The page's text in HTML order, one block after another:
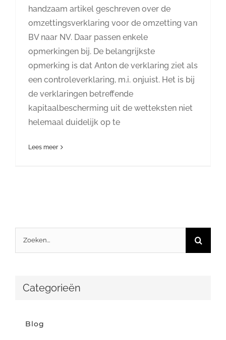
handzaam artikel geschreven over de
omzettingsverklaring voor de omzetting van
BV naar NV. Daar passen enkele
opmerkingen bij. De belangrijkste
opmerking is dat Anton de verklaring ziet als
een controleverklaring, m.i. onjuist. Het is bij
de verklaringen betreffende
kapitaalbescherming uit de wetteksten niet
helemaal duidelijk op te
Lees meer
Categorieën
Blog